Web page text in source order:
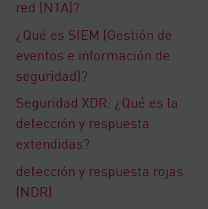
red (NTA)?
¿Qué es SIEM (Gestión de
eventos e información de
seguridad)?
Seguridad XDR: ¿Qué es la
detección y respuesta
extendidas?
detección y respuesta rojas
(NDR)